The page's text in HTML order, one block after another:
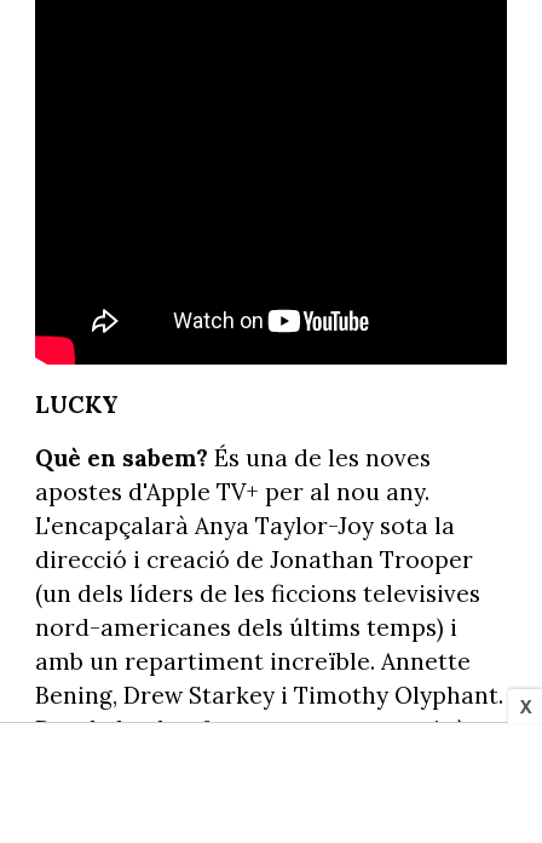
X
LUCKY
Què en sabem? És una de les noves
apostes d'Apple TV+ per al nou any.
L'encapçalarà Anya Taylor-Joy sota la
direcció i creació de Jonathan Trooper
(un dels líders de les ficcions televisives
nord-americanes dels últims temps) i
amb un repartiment increïble. Annette
Bening, Drew Starkey i Timothy Olyphant.
Des de la plataforma ens avancen això: